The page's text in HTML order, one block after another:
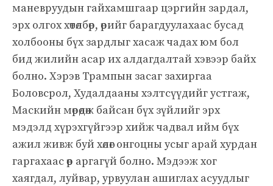
маневруудын гайхамшгаар цэргийн зардал,
эрх олгох хөтөлбөр, өрийг барагдуулахаас бусад
холбооны бүх зардлыг хасаж чадах юм бол
бид жилийн асар их алдагдалтай хэвээр байх
болно. Хэрэв Трампын засаг захиргаа
Боловсрол, Худалдааны хэлтсүүдийг устгаж,
Маскийн мөрөөдөж байсан бүх зүйлийг эрх
мэдэлд хүрэхгүйгээр хийж чадвал ийм бүх
ажил живж буй хөлөг онгоцны усыг арай хурдан
гаргахаас өөр аргагүй болно. Мэдээж хог
хаягдал, луйвар, урвуулан ашиглах асуудлыг